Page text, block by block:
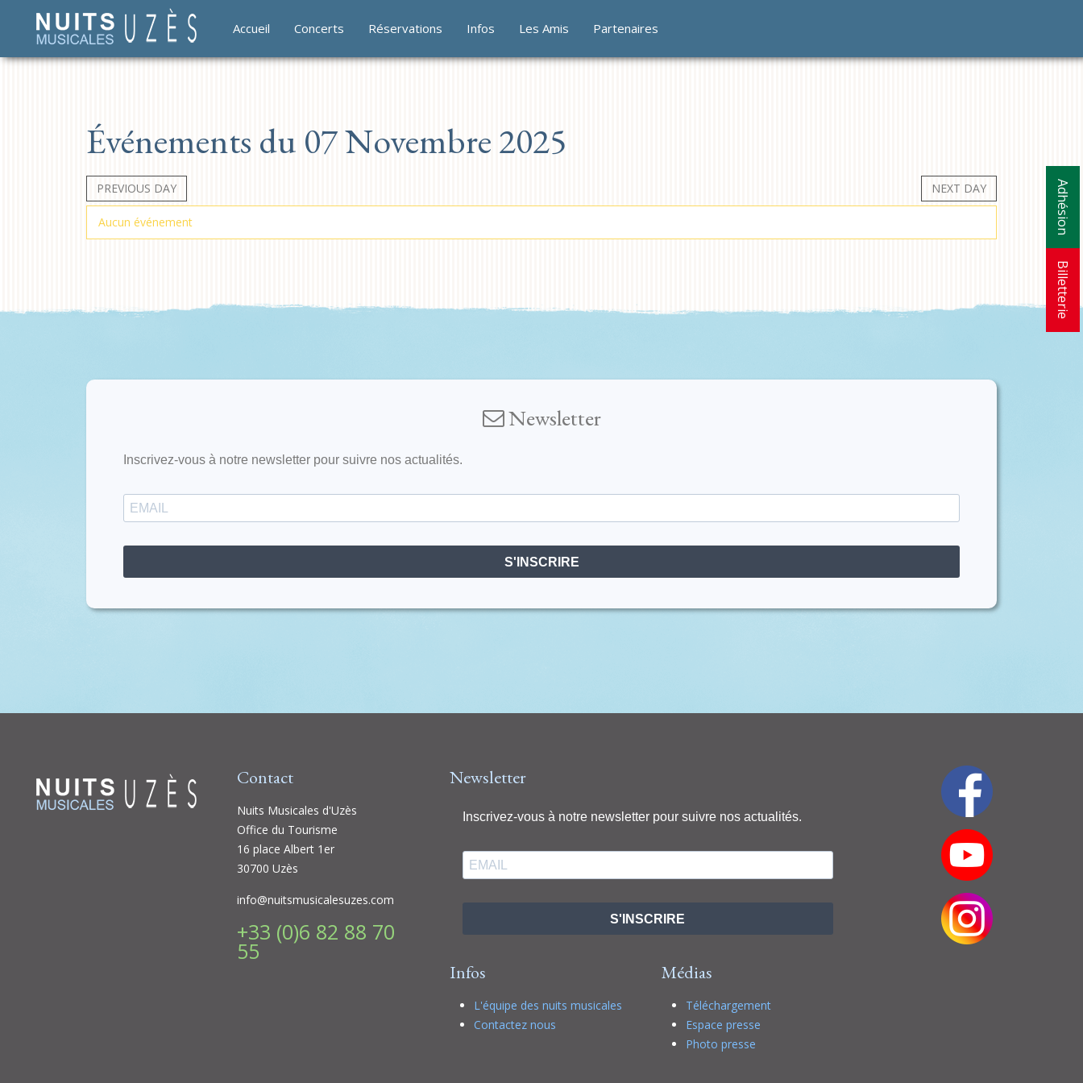
Adhésion
Billetterie
Accueil Concerts Réservations Infos Les Amis Partenaires
Événements du 07 Novembre 2025
PREVIOUS DAY NEXT DAY
Aucun événement
Newsletter
Inscrivez-vous à notre newsletter pour suivre nos actualités.
S'INSCRIRE
Contact
Nuits Musicales d'Uzès
Office du Tourisme
16 place Albert 1er
30700 Uzès
info@nuitsmusicalesuzes.com
+33 (0)6 82 88 70
55
Newsletter
Inscrivez-vous à notre newsletter pour suivre nos actualités.
S'INSCRIRE
Infos
L'équipe des nuits musicales
Contactez nous
Médias
Téléchargement
Espace presse
Photo presse